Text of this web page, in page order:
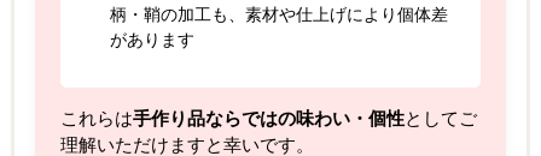
柄・鞘の加工も、素材や仕上げにより個体差
があります
これらは手作り品ならではの味わい・個性としてご
理解いただけますと幸いです。